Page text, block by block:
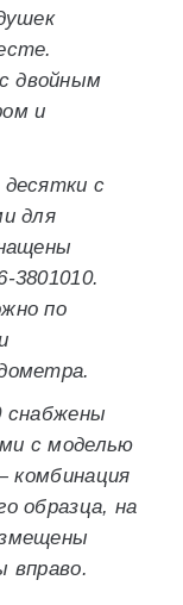
двойным
и
с
для
3801010.
по
снабжены
с моделью
комбинация
образца, на
вправо.